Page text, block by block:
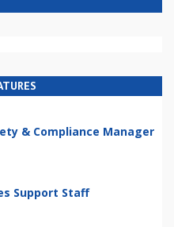
& Compliance Manager
Support Staff